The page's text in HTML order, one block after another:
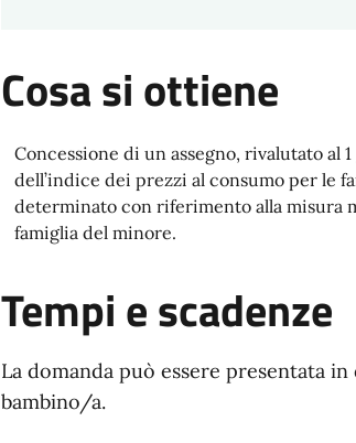
Cosa si ottiene
Concessione di un assegno, rivalutato al
dell’indice dei prezzi al consumo per le
determinato con riferimento alla misura
famiglia del minore.
Tempi e scadenze
La domanda può essere presentata
bambino/a.